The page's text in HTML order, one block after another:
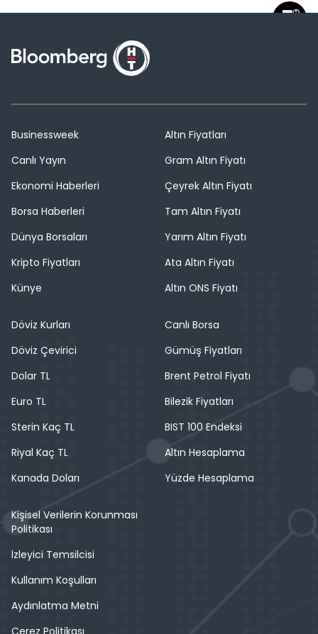
Businessweek
Canlı Yayın
Ekonomi Haberleri
Borsa Haberleri
Dünya Borsaları
Kripto Fiyatları
Künye
Altın Fiyatları
Gram Altın Fiyatı
Çeyrek Altın Fiyatı
Tam Altın Fiyatı
Yarım Altın Fiyatı
Ata Altın Fiyatı
Altın ONS Fiyatı
Döviz Kurları
Döviz Çevirici
Dolar TL
Euro TL
Sterin Kaç TL
Riyal Kaç TL
Kanada Doları
Canlı Borsa
Gümüş Fiyatları
Brent Petrol Fiyatı
Bilezik Fiyatları
BIST 100 Endeksi
Altın Hesaplama
Yüzde Hesaplama
Kişisel Verilerin Korunması
Politikası
İzleyici Temsilcisi
Kullanım Koşulları
Aydınlatma Metni